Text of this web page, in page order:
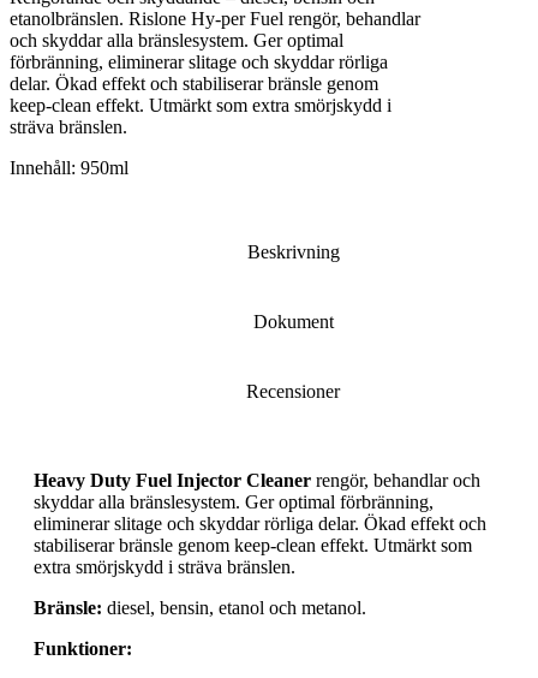
etanolbränslen. Rislone Hy-per Fuel rengör, behandlar
och skyddar alla bränslesystem. Ger optimal
förbränning, eliminerar slitage och skyddar rörliga
delar. Ökad effekt och stabiliserar bränsle genom
keep-clean effekt. Utmärkt som extra smörjskydd i
sträva bränslen.
Innehåll: 950ml
Beskrivning
Dokument
Recensioner
Heavy Duty Fuel Injector Cleaner rengör, behandlar och
skyddar alla bränslesystem. Ger optimal förbränning,
eliminerar slitage och skyddar rörliga delar. Ökad effekt och
stabiliserar bränsle genom keep-clean effekt. Utmärkt som
extra smörjskydd i sträva bränslen.
Bränsle: diesel, bensin, etanol och metanol.
Funktioner: